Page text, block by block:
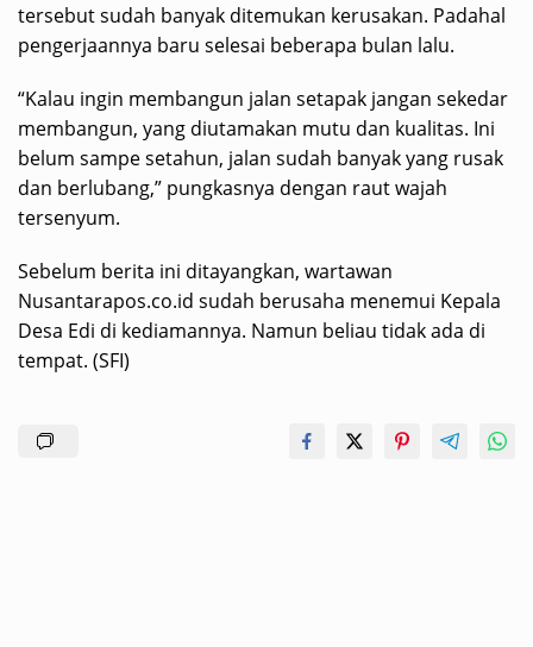
tersebut sudah banyak ditemukan kerusakan. Padahal
pengerjaannya baru selesai beberapa bulan lalu.
“Kalau ingin membangun jalan setapak jangan sekedar
membangun, yang diutamakan mutu dan kualitas. Ini
belum sampe setahun, jalan sudah banyak yang rusak
dan berlubang,” pungkasnya dengan raut wajah
tersenyum.
Sebelum berita ini ditayangkan, wartawan
Nusantarapos.co.id sudah berusaha menemui Kepala
Desa Edi di kediamannya. Namun beliau tidak ada di
tempat. (SFI)